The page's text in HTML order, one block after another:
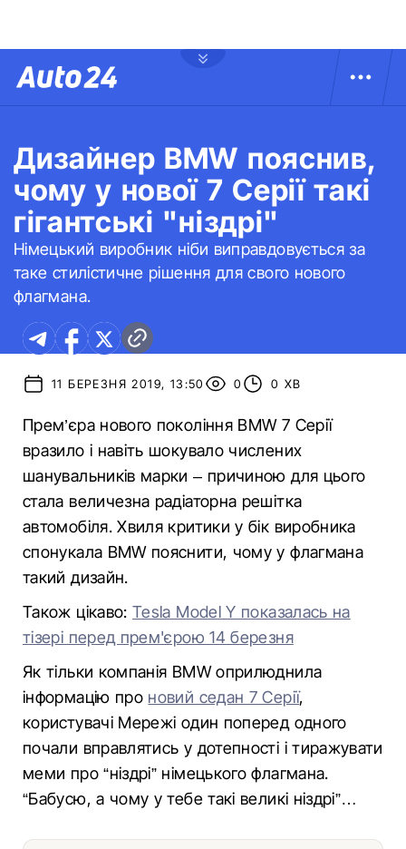
Дизайнер BMW пояснив,
чому у нової 7 Серії такі
гігантські "ніздрі"
Німецький виробник ніби виправдовується за
таке стилістичне рішення для свого нового
флагмана.
11 БЕРЕЗНЯ 2019, 13:50 0 0 ХВ
Прем’єра нового покоління BMW 7 Серії
вразило і навіть шокувало числених
шанувальників марки – причиною для цього
стала величезна радіаторна решітка
автомобіля. Хвиля критики у бік виробника
спонукала BMW пояснити, чому у флагмана
такий дизайн.
Також цікаво:Tesla Model Y показалась на
тізері перед прем'єрою 14 березня
Як тільки компанія BMW оприлюднила
інформацію про новий седан 7 Серії,
користувачі Мережі один поперед одного
почали вправлятись у дотепності і тиражувати
меми про “ніздрі” німецького флагмана.
“Бабусю, а чому у тебе такі великі ніздрі”…